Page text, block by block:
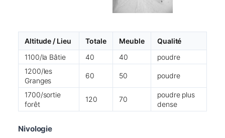
Altitude / Lieu Totale Meuble
Qualité
1100/la Bâtie
40 40
poudre
1200/les
Granges
60 50 poudre
1700/sortie
forêt
120 70
poudre plus
dense
Nivologie